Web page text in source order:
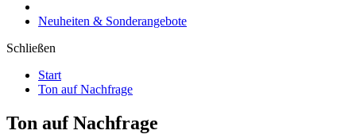
Neuheiten & Sonderangebote
Schließen
Start
Ton auf Nachfrage
Ton auf Nachfrage